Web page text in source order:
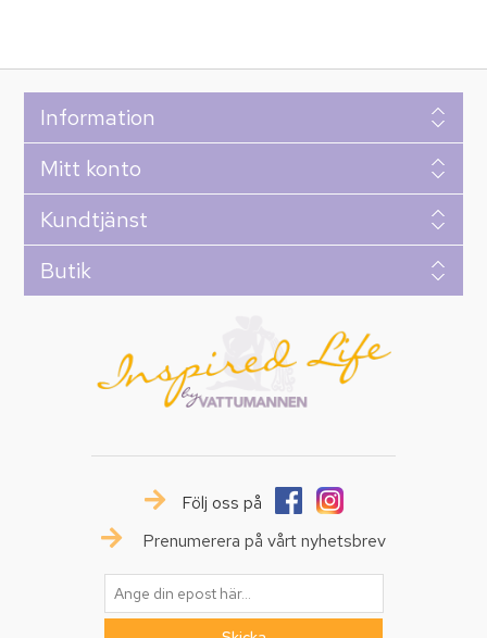
Information
Mitt konto
Kundtjänst
Butik
Följ oss på
Prenumerera på vårt nyhetsbrev